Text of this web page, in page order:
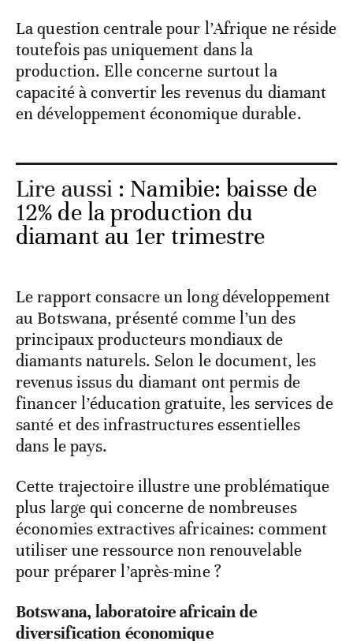
La question centrale pour l’Afrique ne réside
toutefois pas uniquement dans la
production. Elle concerne surtout la
capacité à convertir les revenus du diamant
en développement économique durable.
Lire aussi : Namibie: baisse de
12% de la production du
diamant au 1er trimestre
Le rapport consacre un long développement
au Botswana, présenté comme l’un des
principaux producteurs mondiaux de
diamants naturels. Selon le document, les
revenus issus du diamant ont permis de
financer l’éducation gratuite, les services de
santé et des infrastructures essentielles
dans le pays.
Cette trajectoire illustre une problématique
plus large qui concerne de nombreuses
économies extractives africaines: comment
utiliser une ressource non renouvelable
pour préparer l’après-mine ?
Botswana, laboratoire africain de
diversification économique